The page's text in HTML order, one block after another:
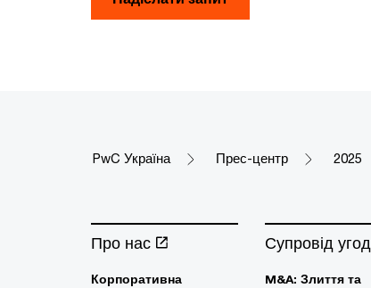
PwC Україна Прес-центр 2025
Про нас
Корпоративна
Супровід угод
M&A: Злиття та